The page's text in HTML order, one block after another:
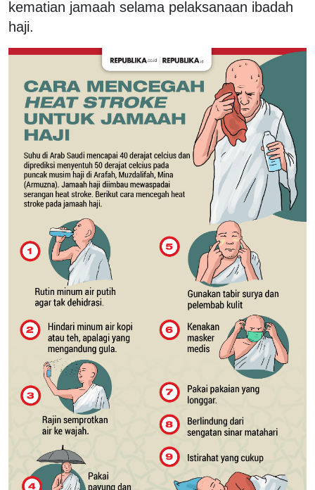
kematian jamaah selama pelaksanaan ibadah
haji.